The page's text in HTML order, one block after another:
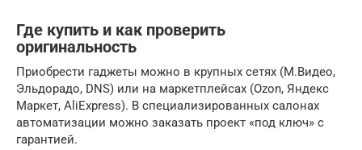
Где купить и как проверить
оригинальность
Приобрести гаджеты можно в крупных сетях (М.Видео,
Эльдорадо, DNS) или на маркетплейсах (Ozon, Яндекс
Маркет, AliExpress). В специализированных салонах
автоматизации можно заказать проект «под ключ» с
гарантией.